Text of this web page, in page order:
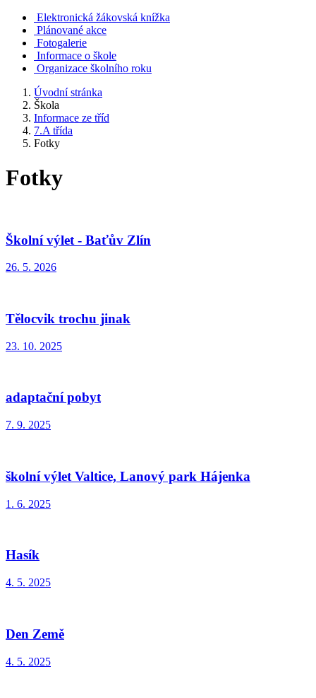
Elektronická žákovská knížka
Plánované akce
Fotogalerie
Informace o škole
Organizace školního roku
Úvodní stránka
Škola
Informace ze tříd
7.A třída
Fotky
Fotky
Školní výlet - Baťův Zlín
26. 5. 2026
Tělocvik trochu jinak
23. 10. 2025
adaptační pobyt
7. 9. 2025
školní výlet Valtice, Lanový park Hájenka
1. 6. 2025
Hasík
4. 5. 2025
Den Země
4. 5. 2025